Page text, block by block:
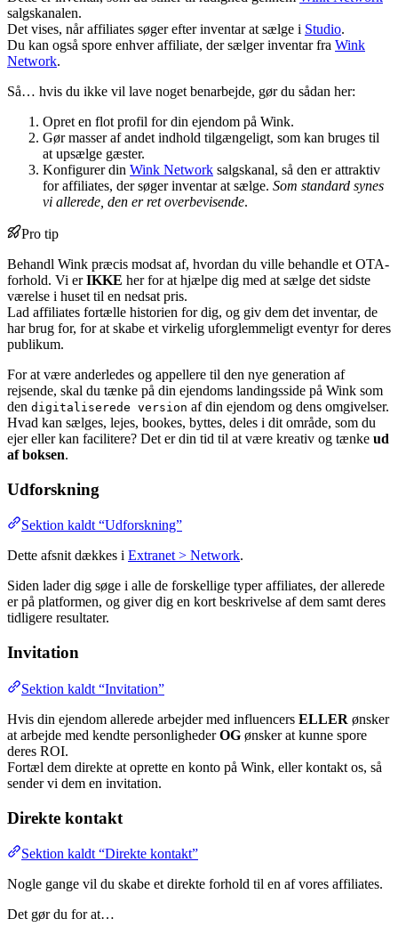
salgskanalen.
Det vises, når affiliates søger efter inventar at sælge i Studio.
Du kan også spore enhver affiliate, der sælger inventar fra Wink
Network.
Så… hvis du ikke vil lave noget benarbejde, gør du sådan her:
Opret en flot profil for din ejendom på Wink.
Gør masser af andet indhold tilgængeligt, som kan bruges til
at upsælge gæster.
Konfigurer din Wink Network salgskanal, så den er attraktiv
for affiliates, der søger inventar at sælge. Som standard synes
vi allerede, den er ret overbevisende.
Pro tip
Behandl Wink præcis modsat af, hvordan du ville behandle et OTA-
forhold. Vi erIKKE her for at hjælpe dig med at sælge det sidste
værelse i huset til en nedsat pris.
Lad affiliates fortælle historien for dig, og giv dem det inventar, de
har brug for, for at skabe et virkelig uforglemmeligt eventyr for deres
publikum.
For at være anderledes og appellere til den nye generation af
rejsende, skal du tænke på din ejendoms landingsside på Wink som
den digitaliserede version af din ejendom og dens omgivelser.
Hvad kan sælges, lejes, bookes, byttes, deles i dit område, som du
ejer eller kan facilitere? Det er din tid til at være kreativ og tænke ud
af boksen.
Udforskning
Sektion kaldt “Udforskning”
Dette afsnit dækkes i Extranet > Network.
Siden lader dig søge i alle de forskellige typer affiliates, der allerede
er på platformen, og giver dig en kort beskrivelse af dem samt deres
tidligere resultater.
Invitation
Sektion kaldt “Invitation”
Hvis din ejendom allerede arbejder med influencers ELLER ønsker
at arbejde med kendte personlighederOG ønsker at kunne spore
deres ROI.
Fortæl dem direkte at oprette en konto på Wink, eller kontakt os, så
sender vi dem en invitation.
Direkte kontakt
Sektion kaldt “Direkte kontakt”
Nogle gange vil du skabe et direkte forhold til en af vores affiliates.
Det gør du for at…